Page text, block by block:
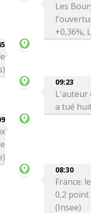
Les
+0,36%,
09:23
L'auteur
a tué
08:30
France:
0,2 point
(Insee)